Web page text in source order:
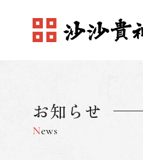
お知らせ
News